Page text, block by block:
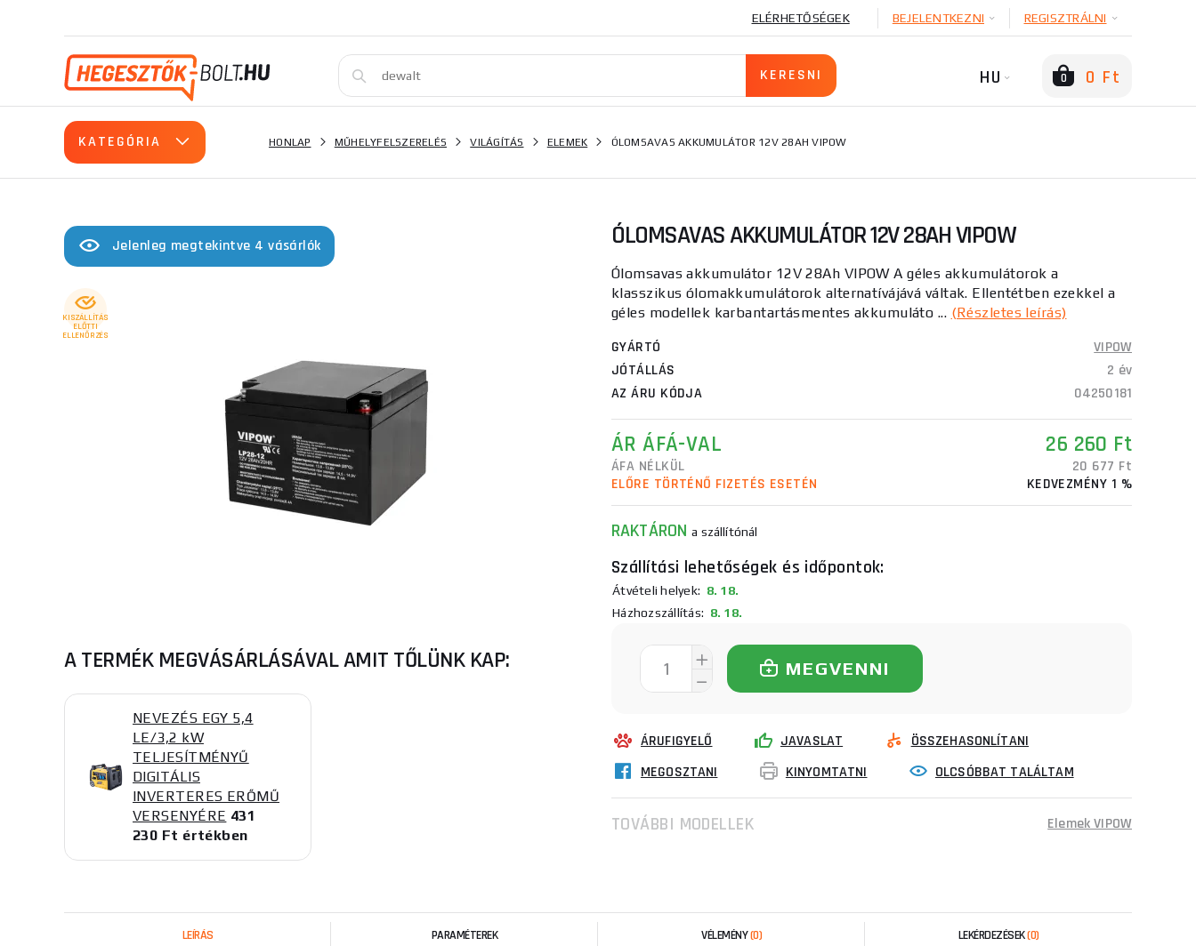
ELÉRHETŐSÉGEK BEJELENTKEZNI REGISZTRÁLNI
HU 0 0 Ft
KATEGÓRIA HONLAP MŰHELYFELSZERELÉS VILÁGÍTÁS ELEMEK ÓLOMSAVAS AKKUMULÁTOR 12V 28AH VIPOW
Jelenleg megtekintve 4 vásárlók
KISZÁLLÍTÁS
ELŐTTI
ELLENŐRZÉS
A TERMÉK MEGVÁSÁRLÁSÁVAL AMIT TŐLÜNK KAP:
NEVEZÉS EGY 5,4
LE/3,2 kW
TELJESÍTMÉNYŰ
DIGITÁLIS
INVERTERES ERŐMŰ
VERSENYÉRE 431
230 Ft értékben
ÓLOMSAVAS AKKUMULÁTOR 12V 28AH VIPOW
Ólomsavas akkumulátor 12V 28Ah VIPOW A géles akkumulátorok a
klasszikus ólomakkumulátorok alternatívájává váltak. Ellentétben ezekkel a
géles modellek karbantartásmentes akkumuláto ... (Részletes leírás)
GYÁRTÓ
VIPOW
JÓTÁLLÁS
2 év
AZ ÁRU KÓDJA
04250181
ÁR ÁFÁ-VAL 26 260 Ft
ÁFA NÉLKÜL
20 677 Ft
ELŐRE TÖRTÉNŐ FIZETÉS ESETÉN
KEDVEZMÉNY 1 %
RAKTÁRONa szállítónál
Szállítási lehetőségek és időpontok:
Átvételi helyek: 8. 18.
Házhozszállítás: 8. 18.
MEGVENNI
ÁRUFIGYELŐ JAVASLAT
ÖSSZEHASONLÍTANI
MEGOSZTANI
KINYOMTATNI OLCSÓBBAT TALÁLTAM
TOVÁBBI MODELLEK Elemek VIPOW
LEÍRÁS PARAMÉTEREK VÉLEMÉNY(0) LEKÉRDEZÉSEK(0)